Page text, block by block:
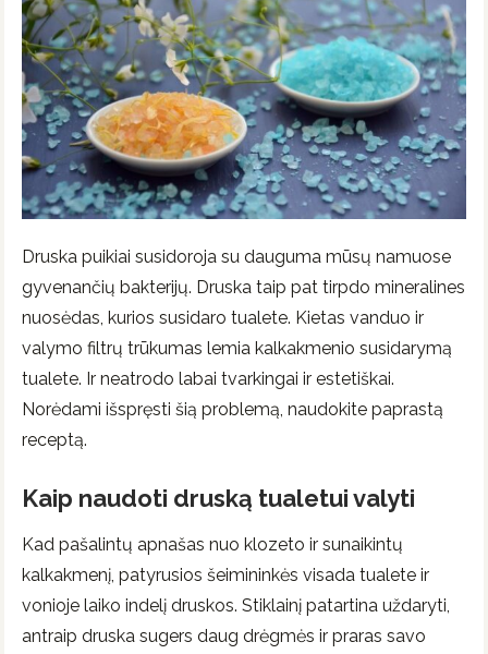
Druska puikiai susidoroja su dauguma mūsų namuose
gyvenančių bakterijų. Druska taip pat tirpdo mineralines
nuosėdas, kurios susidaro tualete. Kietas vanduo ir
valymo filtrų trūkumas lemia kalkakmenio susidarymą
tualete. Ir neatrodo labai tvarkingai ir estetiškai.
Norėdami išspręsti šią problemą, naudokite paprastą
receptą.
Kaip naudoti druską tualetui valyti
Kad pašalintų apnašas nuo klozeto ir sunaikintų
kalkakmenį, patyrusios šeimininkės visada tualete ir
vonioje laiko indelį druskos. Stiklainį patartina uždaryti,
antraip druska sugers daug drėgmės ir praras savo